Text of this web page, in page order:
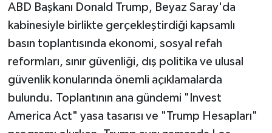
ABD Başkanı Donald Trump, Beyaz Saray'da
kabinesiyle birlikte gerçekleştirdiği kapsamlı
basın toplantısında ekonomi, sosyal refah
reformları, sınır güvenliği, dış politika ve ulusal
güvenlik konularında önemli açıklamalarda
bulundu. Toplantının ana gündemi "Invest
America Act" yasa tasarısı ve "Trump Hesapları"